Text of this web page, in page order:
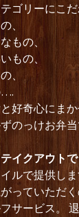
ゴリーにこ
、
もの、
もの、
、
….
好奇心にま
のっけお弁当
テイクアウト
ルで提供しま
っていただ
サービス。